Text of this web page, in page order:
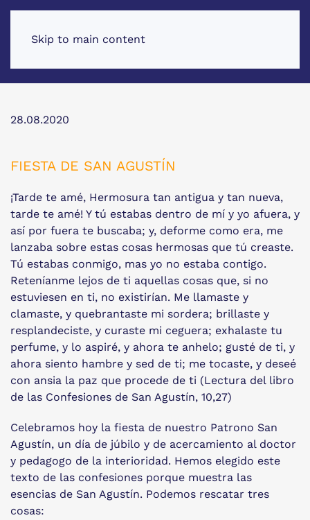
Skip to main content
28.08.2020
FIESTA DE SAN AGUSTÍN
¡Tarde te amé, Hermosura tan antigua y tan nueva,
tarde te amé! Y tú estabas dentro de mí y yo afuera, y
así por fuera te buscaba; y, deforme como era, me
lanzaba sobre estas cosas hermosas que tú creaste.
Tú estabas conmigo, mas yo no estaba contigo.
Reteníanme lejos de ti aquellas cosas que, si no
estuviesen en ti, no existirían. Me llamaste y
clamaste, y quebrantaste mi sordera; brillaste y
resplandeciste, y curaste mi ceguera; exhalaste tu
perfume, y lo aspiré, y ahora te anhelo; gusté de ti, y
ahora siento hambre y sed de ti; me tocaste, y deseé
con ansia la paz que procede de ti (Lectura del libro
de las Confesiones de San Agustín, 10,27)
Celebramos hoy la fiesta de nuestro Patrono San
Agustín, un día de júbilo y de acercamiento al doctor
y pedagogo de la interioridad. Hemos elegido este
texto de las confesiones porque muestra las
esencias de San Agustín. Podemos rescatar tres
cosas: